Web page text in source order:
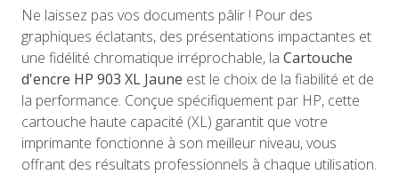
Ne laissez pas vos documents pâlir ! Pour des
graphiques éclatants, des présentations impactantes et
une fidélité chromatique irréprochable, la Cartouche
d'encre HP 903 XL Jaune est le choix de la fiabilité et de
la performance. Conçue spécifiquement par HP, cette
cartouche haute capacité (XL) garantit que votre
imprimante fonctionne à son meilleur niveau, vous
offrant des résultats professionnels à chaque utilisation.